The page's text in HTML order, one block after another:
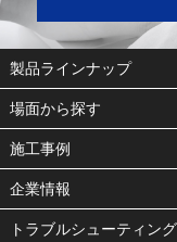
製品ラインナップ
場面から探す
施工事例
企業情報
トラブルシューティング